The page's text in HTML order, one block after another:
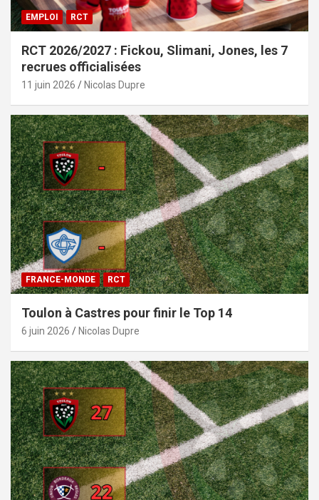
EMPLOI RCT
RCT 2026/2027 : Fickou, Slimani, Jones, les 7
recrues officialisées
11 juin 2026 Nicolas Dupre
FRANCE-MONDE RCT
Toulon à Castres pour finir le Top 14
6 juin 2026 Nicolas Dupre